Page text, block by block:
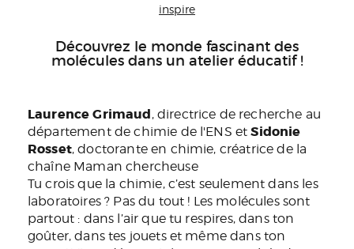
inspire
Découvrez le monde fascinant des
molécules dans un atelier éducatif !
Laurence Grimaud, directrice de recherche au
département de chimie de l'ENS etSidonie
Rosset, doctorante en chimie, créatrice de la
chaîne Maman chercheuse
Tu crois que la chimie, c’est seulement dans les
laboratoires ? Pas du tout ! Les molécules sont
partout : dans l’air que tu respires, dans ton
goûter, dans tes jouets et même dans ton